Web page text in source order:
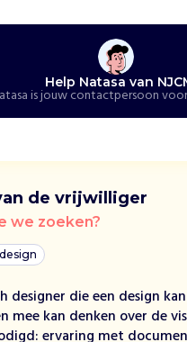
Help Natasa van
is jouw contactpersoon
de vrijwilliger
we zoeken?
designer die een design
mee kan denken over de
ervaring met